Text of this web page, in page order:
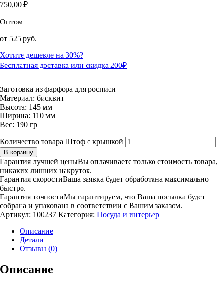
750,00 ₽
Оптом
от 525 руб.
Хотите дешевле на 30%?
Бесплатная доставка или скидка 200₽
Заготовка из фарфора для росписи
Материал: бисквит
Высота: 145 мм
Ширина: 110 мм
Вес: 190 гр
Количество товара Штоф с крышкой
В корзину
Гарантия лучшей ценыВы оплачиваете только стоимость товара,
никаких лишних накруток.
Гарантия скоростиВаша заявка будет обработана максимально
быстро.
Гарантия точностиМы гарантируем, что Ваша посылка будет
собрана и упакована в соответствии с Вашим заказом.
Артикул: 100237 Категория: Посуда и интерьер
Описание
Детали
Отзывы (0)
Описание